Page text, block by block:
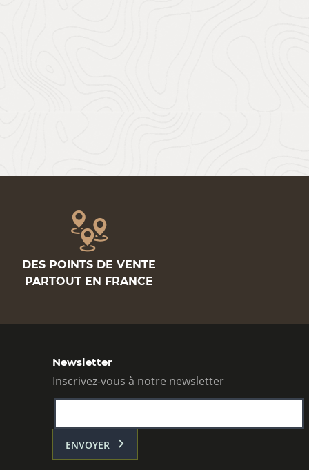
DES POINTS DE VENTE
PARTOUT EN FRANCE
Newsletter
Inscrivez-vous à notre newsletter
ENVOYER